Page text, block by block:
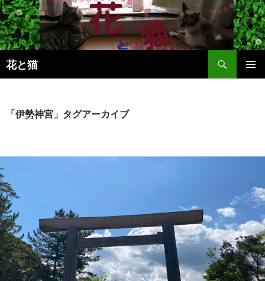
コ
ン
テ
ン
ツ
へ
花と猫
検
索
「伊勢神宮」タグアーカイブ